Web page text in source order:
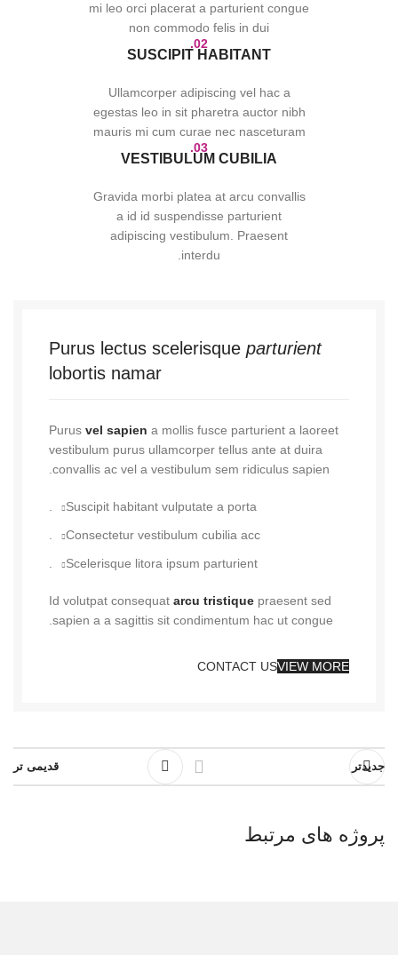
mi leo orci placerat a parturient congue
non commodo felis in dui
02.
SUSCIPIT HABITANT
Ullamcorper adipiscing vel hac a
egestas leo in sit pharetra auctor nibh
mauris mi cum curae nec nasceturam
03.
VESTIBULUM CUBILIA
Gravida morbi platea at arcu convallis
a id id suspendisse parturient
adipiscing vestibulum. Praesent
interdu.
Purus lectus scelerisque parturient
lobortis namar
Purus vel sapien a mollis fusce parturient a laoreet
vestibulum purus ullamcorper tellus ante at duira
convallis ac vel a vestibulum sem ridiculus sapien.
Suscipit habitant vulputate a porta.
Consectetur vestibulum cubilia acc.
Scelerisque litora ipsum parturient.
Id volutpat consequat arcu tristique praesent sed
sapien a a sagittis sit condimentum hac ut congue.
VIEW MORE
CONTACT US
جدیدتر قدیمی تر
پروژه های مرتبط